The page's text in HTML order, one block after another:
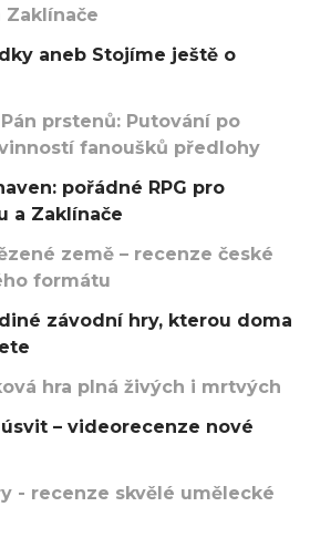
Zaklínače
aneb Stojíme ještě o
prstenů: Putování po
fanoušků předlohy
pořádné RPG pro
a Zaklínače
země – recenze české
formátu
závodní hry, kterou doma
hra plná živých i mrtvých
– videorecenze nové
- recenze skvělé umělecké